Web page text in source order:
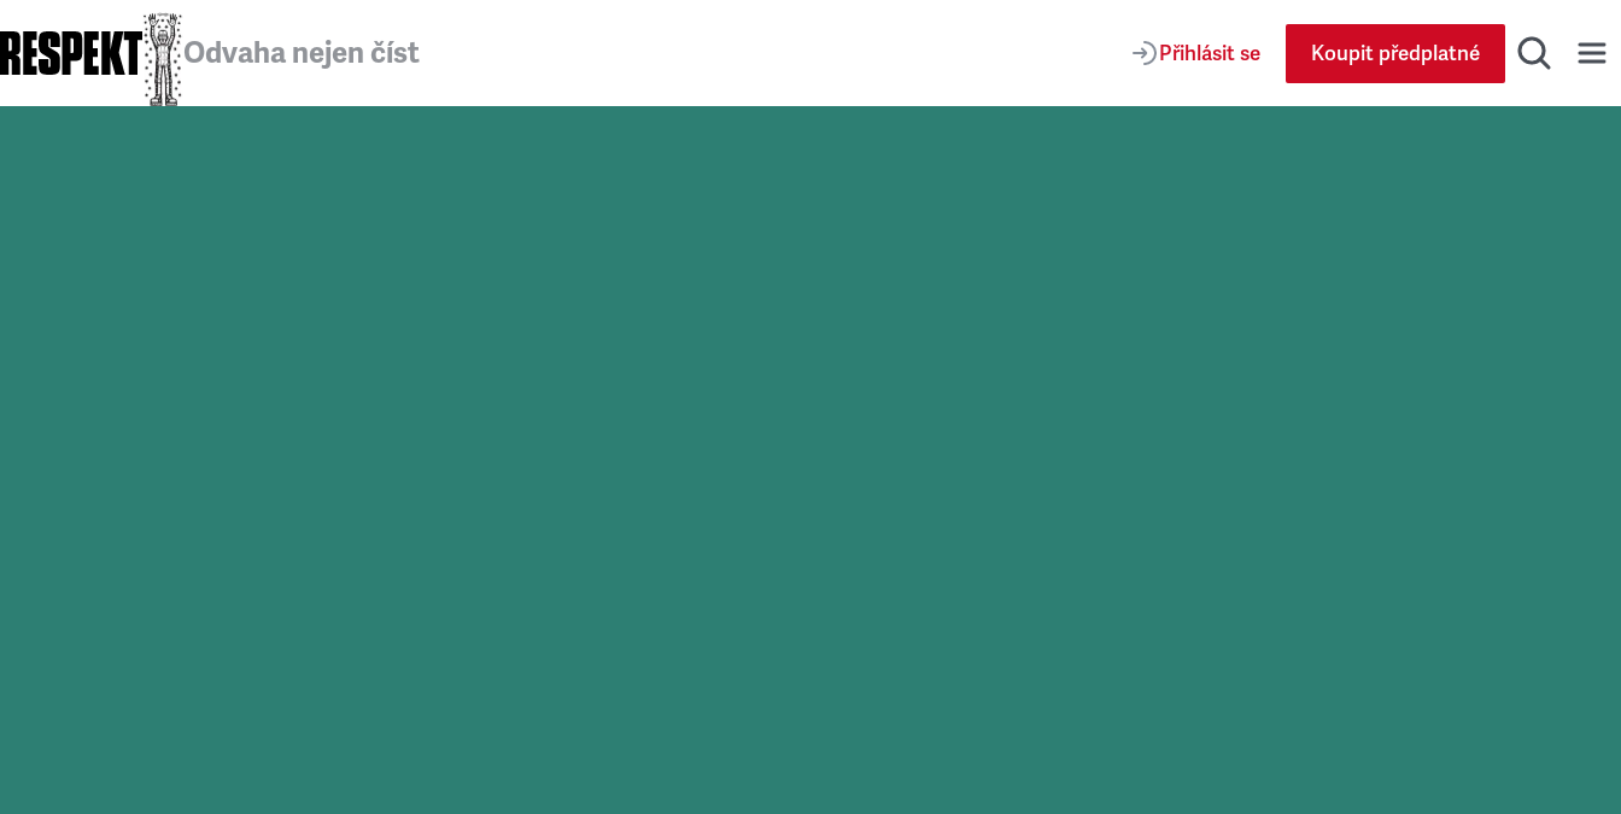
Odvaha nejen číst Přihlásit se Koupit předplatné